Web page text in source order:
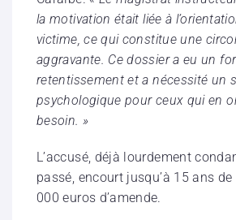
la motivation était liée à
victime, ce qui constitue une
aggravante. Ce dossier a eu un
retentissement et a nécessité un
psychologique pour ceux qui en
besoin. »
L’accusé, déjà lourdement
passé, encourt jusqu’à 15 ans
000 euros d’amende.